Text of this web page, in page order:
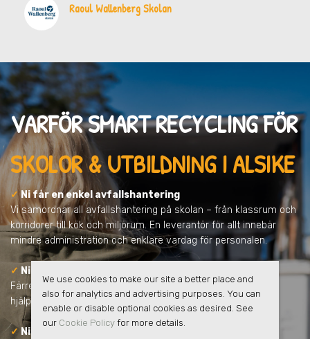
Raoul Wallenberg Skolan
VARFÖR SMART RECYCLING FÖR
SKOLOR & UTBILDNING I ALSIKE
✓ Ni får en enkel avfallshantering
Vi samordnar all avfallshantering på skolan – från klassrum och
korridorer till kök och miljörum. En leverantör för allt innebär
mindre administration och enklare vardag för personalen.
✓ Ni minskar skolans klimatpåverkan
Färre transporter, tydligare sortering och ökad återvinning
hjälper skolan att minska koldioxidutsläppen.
✓ Ni får full kontroll och tydlig rapportering
We use cookies to make our site a better place and
also for analytics and advertising purposes. You can
enable or disable optional cookies as desired. See
our Cookie Policyfor more details.